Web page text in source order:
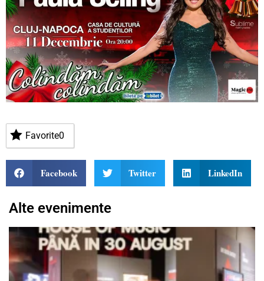
Favorite0
Facebook Twitter LinkedIn
Alte evenimente